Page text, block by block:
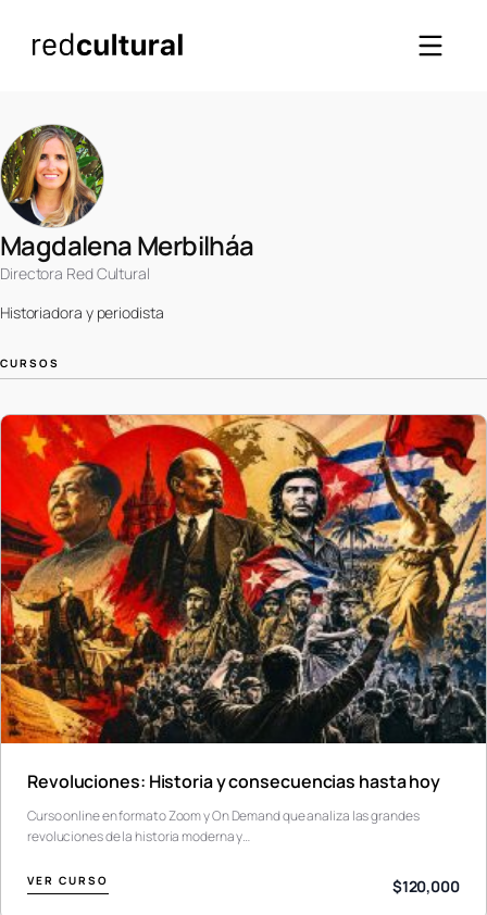
Magdalena Merbilháa
Directora Red Cultural
Historiadora y periodista
CURSOS
Revoluciones: Historia y consecuencias hasta hoy
Curso online en formato Zoom y On Demand que analiza las grandes
revoluciones de la historia moderna y…
VER CURSO $120,000